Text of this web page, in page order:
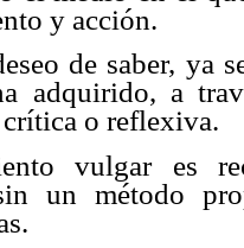
y acción.
de saber, ya
adquirido, a
o reflexiva.
vulgar es
un método